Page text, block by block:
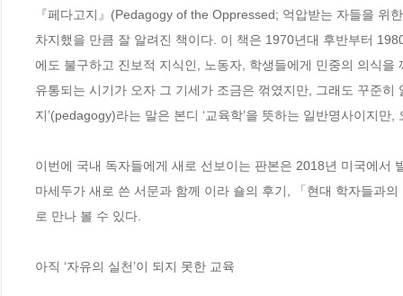
『페다고지』(Pedagogy of the Oppressed; 억압받는 자들을
차지했을 만큼 잘 알려진 책이다. 이 책은 1970년대 후반부터
에도 불구하고 진보적 지식인, 노동자, 학생들에게 민중의 의식
유통되는 시기가 오자 그 기세가 조금은 꺾였지만, 그래도 꾸준히
지’(pedagogy)라는 말은 본디 ‘교육학’을 뜻하는 일반명사이지
이번에 국내 독자들에게 새로 선보이는 판본은 2018년 미국에서
마세두가 새로 쓴 서문과 함께 이라 숄의 후기, 「현대 학자들과
로 만나 볼 수 있다.
아직 ‘자유의 실천’이 되지 못한 교육